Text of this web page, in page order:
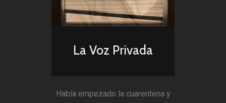
La Voz Privada
Había empezado la cuarentena y